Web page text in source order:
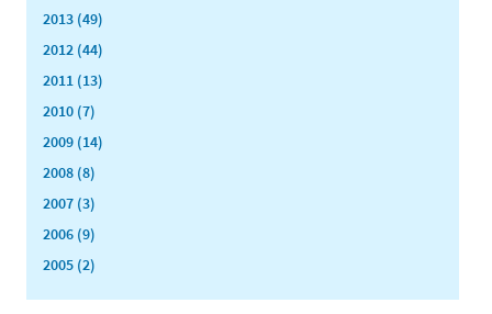
2013 (49)
2012 (44)
2011 (13)
2010 (7)
2009 (14)
2008 (8)
2007 (3)
2006 (9)
2005 (2)